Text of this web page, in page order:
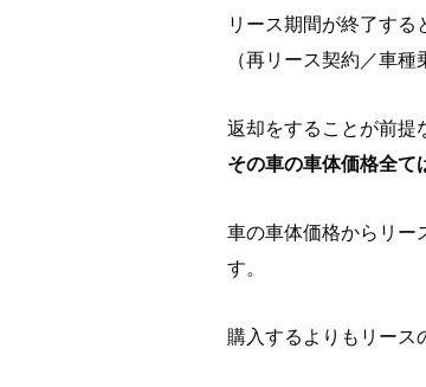
リース期間が終了する
（再リース契約／車種
返却をすることが前提
その車の車体価格全て
車の車体価格からリー
す。
購入するよりもリース